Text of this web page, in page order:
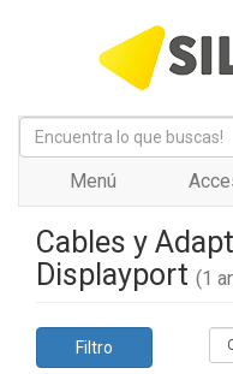
Menú
Cables y
Displayport (1
Filtro